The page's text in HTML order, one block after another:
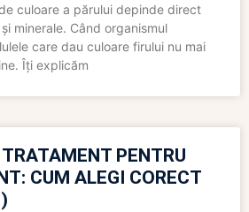
culoare a părului depinde direct
minerale. Când organismul
care dau culoare firului nu mai
Îți explicăm
PENTRU
CUM ALEGI CORECT